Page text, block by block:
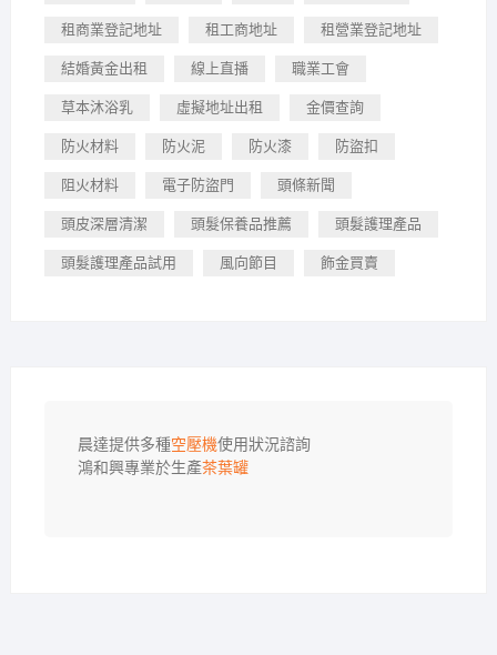
租商業登記地址 租工商地址 租營業登記地址
結婚黃金出租 線上直播 職業工會
草本沐浴乳 虛擬地址出租 金價查詢
防火材料 防火泥 防火漆 防盜扣
阻火材料 電子防盜門 頭條新聞
頭皮深層清潔 頭髮保養品推薦 頭髮護理產品
頭髮護理產品試用 風向節目 飾金買賣
晨達提供多種空壓機使用狀況諮詢
鴻和興專業於生產茶葉罐